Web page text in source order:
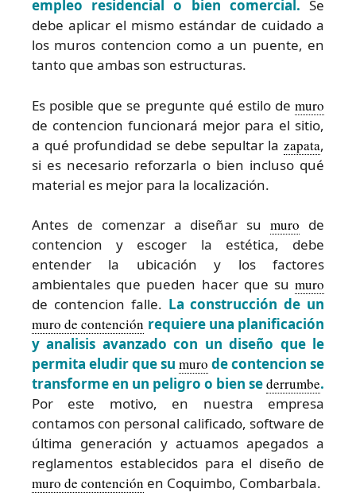
empleo residencial o bien comercial. Se
debe aplicar el mismo estándar de cuidado a
los muros contencion como a un puente, en
tanto que ambas son estructuras.
Es posible que se pregunte qué estilo de muro
de contencion funcionará mejor para el sitio,
a qué profundidad se debe sepultar la zapata,
si es necesario reforzarla o bien incluso qué
material es mejor para la localización.
Antes de comenzar a diseñar sumuro de
contencion y escoger la estética, debe
entender la ubicación y los factores
ambientales que pueden hacer que su muro
de contencion falle. La construcción de un
muro de contención requiere una planificación
y analisis avanzado con un diseño que le
permita eludir que su muro de contencion se
transforme en un peligro o bien sederrumbe.
Por este motivo, en nuestra empresa
contamos con personal calificado, software de
última generación y actuamos apegados a
reglamentos establecidos para el diseño de
muro de contención en Coquimbo, Combarbala.